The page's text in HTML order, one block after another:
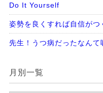
Do It Yourself
姿勢を良くすれば自信がつ
先生！うつ病だったなんて
月別一覧